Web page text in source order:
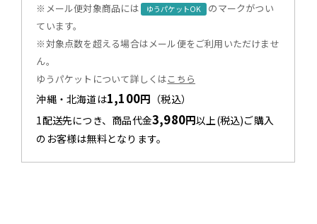
※メール便対象商品には ゆうパケットOK
のマークがつい
ています。
※対象点数を超える場合はメール便をご利用いただけませ
ん。
ゆうパケットについて詳しくはこちら
沖縄・北海道は1,100円 （税込）
1配送先につき、商品代金3,980円以上(税込)ご購入
のお客様は無料となります。